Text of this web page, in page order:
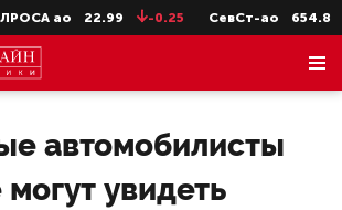
ао 22.99 -0.25 СевСт-ао 654.8
автомобилисты
увидеть